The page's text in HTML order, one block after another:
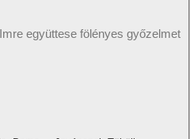
együttese fölényes győzelmet